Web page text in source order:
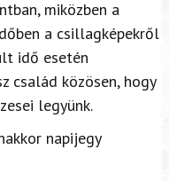
miközben a
a csillagképekről
idő esetén
család közösen, hogy
legyünk.
napijegy